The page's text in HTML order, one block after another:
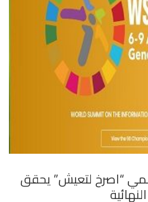
“اصرخ لتعيش” يحقق